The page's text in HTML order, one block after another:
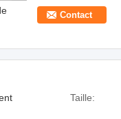
Contact
Taille: